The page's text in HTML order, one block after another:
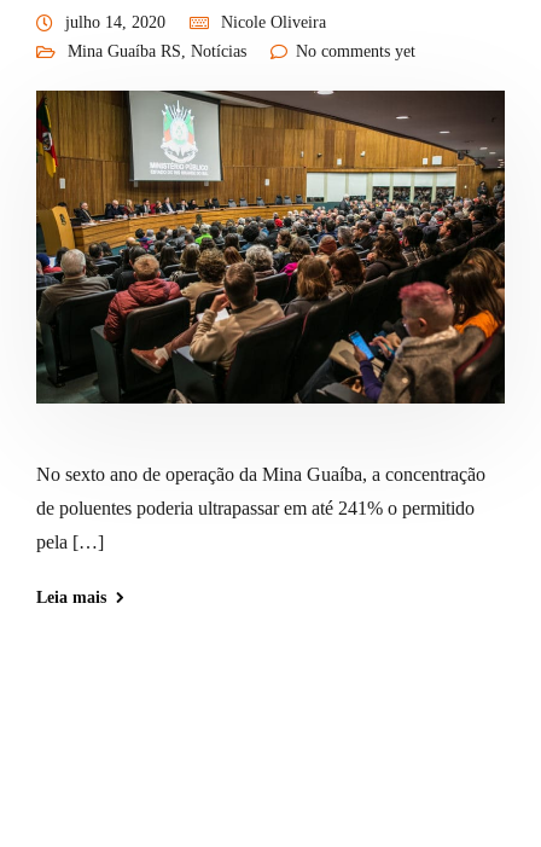
julho 14, 2020
Nicole Oliveira
Mina Guaíba RS, Notícias No comments yet
No sexto ano de operação da Mina Guaíba, a concentração
de poluentes poderia ultrapassar em até 241% o permitido
pela […]
Leia mais